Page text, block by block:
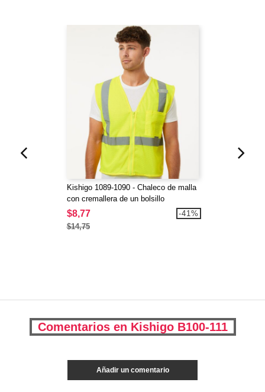
Kishigo 1089-1090 - Chaleco de malla
con cremallera de un bolsillo
$8,77
$14,75
-41%
Comentarios en Kishigo B100-111
Añadir un comentario